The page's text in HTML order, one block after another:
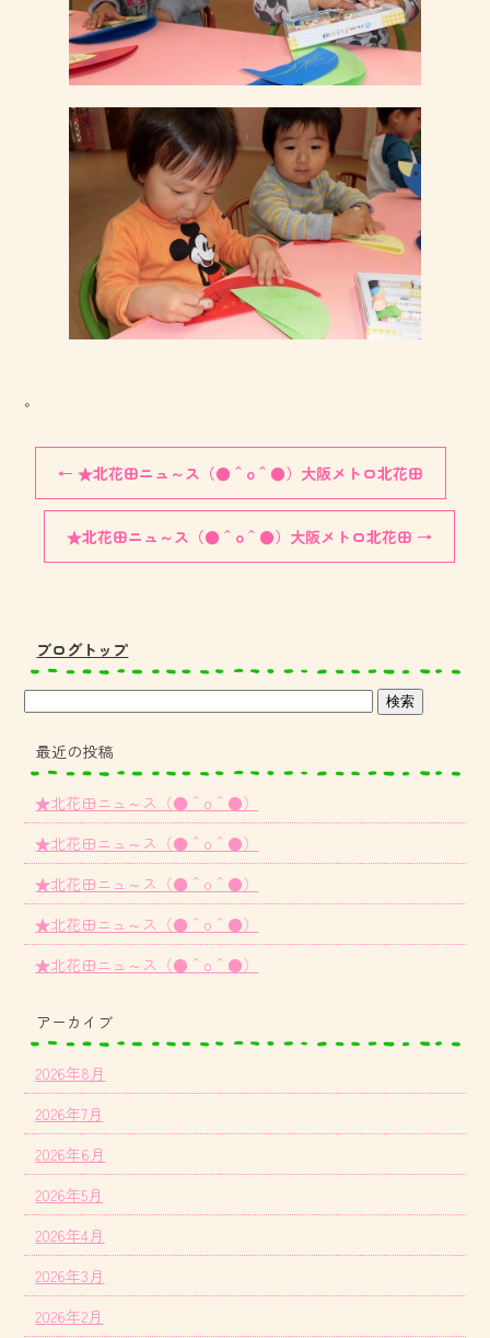
。
← ★北花田ニュ～ス（●＾o＾●）大阪メトロ北花田
★北花田ニュ～ス（●＾o＾●）大阪メトロ北花田 →
ブログトップ
最近の投稿
★北花田ニュ～ス（●＾o＾●）
★北花田ニュ～ス（●＾o＾●）
★北花田ニュ～ス（●＾o＾●）
★北花田ニュ～ス（●＾o＾●）
★北花田ニュ～ス（●＾o＾●）
アーカイブ
2026年8月
2026年7月
2026年6月
2026年5月
2026年4月
2026年3月
2026年2月